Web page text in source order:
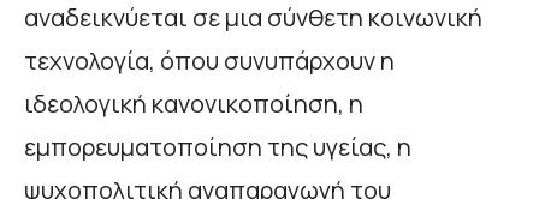
αναδεικνύεται σε μια σύνθετη κοινωνική
τεχνολογία, όπου συνυπάρχουν η
ιδεολογική κανονικοποίηση, η
εμπορευματοποίηση της υγείας, η
ψυχοπολιτική αναπαραγωγή του